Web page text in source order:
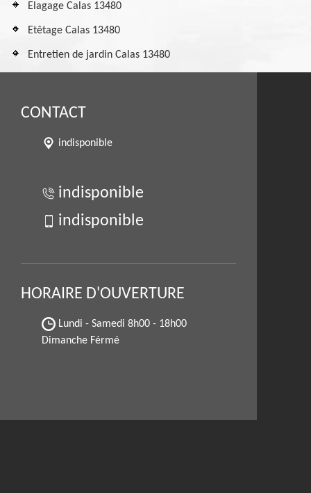
Elagage Calas 13480
Etêtage Calas 13480
Entretien de jardin Calas 13480
CONTACT
indisponible
indisponible
indisponible
HORAIRE D'OUVERTURE
Lundi - Samedi 8h00 - 18h00
Dimanche Férmé